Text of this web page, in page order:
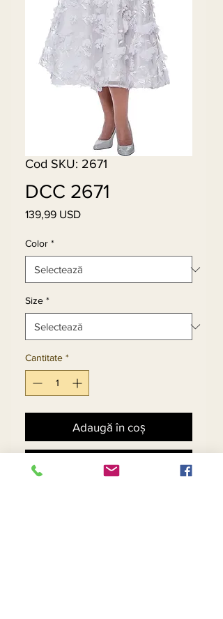
Cod SKU: 2671
DCC 2671
139,99 USDPreț
Color *
Size *
Cantitate *
Adaugă în coș
Cumpără acum